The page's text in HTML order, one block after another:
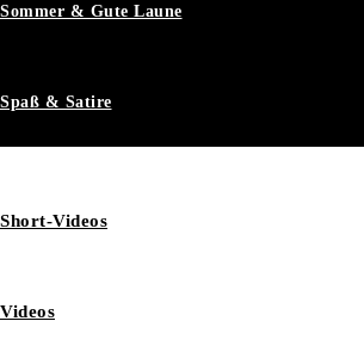
Sommer & Gute Laune
Spaß & Satire
Short-Videos
Videos